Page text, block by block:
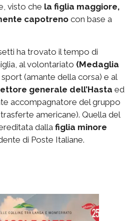
visto che la figlia maggiore,
capotreno con base a
ha trovato il tempo di
al volontariato (Medaglia
sport (amante della corsa) e al
generale dell’Hasta ed
accompagnatore del gruppo
americane). Quella del
dalla figlia minore
di Poste Italiane.